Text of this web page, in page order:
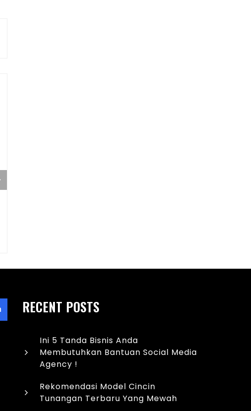
RECENT POSTS
Ini 5 Tanda Bisnis Anda
Membutuhkan Bantuan Social Media
Agency !
Rekomendasi Model Cincin
Tunangan Terbaru Yang Mewah